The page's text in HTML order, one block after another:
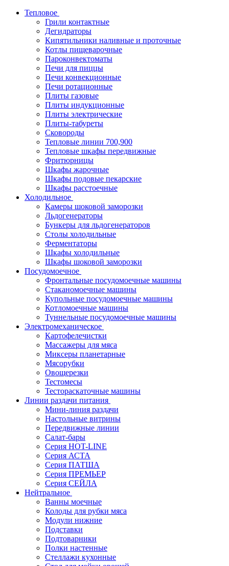
Тепловое
Грили контактные
Дегидраторы
Кипятильники наливные и проточные
Котлы пищеварочные
Пароконвектоматы
Печи для пиццы
Печи конвекционные
Печи ротационные
Плиты газовые
Плиты индукционные
Плиты электрические
Плиты-табуреты
Сковороды
Тепловые линии 700,900
Тепловые шкафы передвижные
Фритюрницы
Шкафы жарочные
Шкафы подовые пекарские
Шкафы расстоечные
Холодильное
Камеры шоковой заморозки
Льдогенераторы
Бункеры для льдогенераторов
Столы холодильные
Ферментаторы
Шкафы холодильные
Шкафы шоковой заморозки
Посудомоечное
Фронтальные посудомоечные машины
Стаканомоечные машины
Купольные посудомоечные машины
Котломоечные машины
Туннельные посудомоечные машины
Электромеханическое
Картофелечистки
Массажеры для мяса
Миксеры планетарные
Мясорубки
Овощерезки
Тестомесы
Тестораскаточные машины
Линии раздачи питания
Мини-линия раздачи
Настольные витрины
Передвижные линии
Салат-бары
Серия HOT-LINE
Серия АСТА
Серия ПАТША
Серия ПРЕМЬЕР
Серия СЕЙЛА
Нейтральное
Ванны моечные
Колоды для рубки мяса
Модули нижние
Подставки
Подтоварники
Полки настенные
Стеллажи кухонные